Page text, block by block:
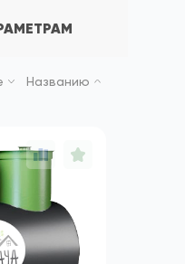
Названию